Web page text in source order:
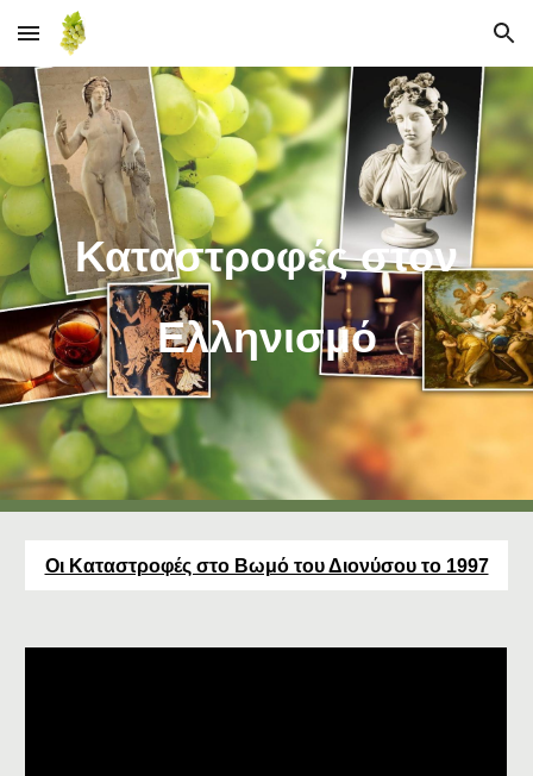
Skip to main content Skip to navigation
Καταστροφές στον
Ελληνισμό
Οι Καταστροφές στο Βωμό του Διονύσου το 1997